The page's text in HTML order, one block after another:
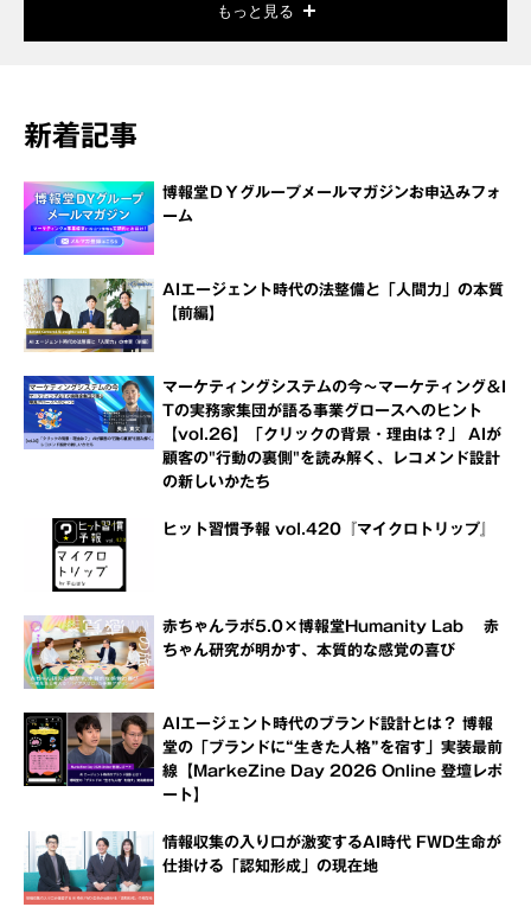
もっと見る
新着記事
博報堂ＤＹグループメールマガジンお申込みフォ
ーム
AIエージェント時代の法整備と「人間力」の本質
【前編】
マーケティングシステムの今～マーケティング＆I
Tの実務家集団が語る事業グロースへのヒント
【vol.26】「クリックの背景・理由は？」 AIが
顧客の"行動の裏側"を読み解く、レコメンド設計
の新しいかたち
ヒット習慣予報 vol.420『マイクロトリップ』
赤ちゃんラボ5.0×博報堂Humanity Lab 赤
ちゃん研究が明かす、本質的な感覚の喜び
AIエージェント時代のブランド設計とは？ 博報
堂の「ブランドに“生きた人格”を宿す」実装最前
線【MarkeZine Day 2026 Online 登壇レポ
ート】
情報収集の入り口が激変するAI時代 FWD生命が
仕掛ける「認知形成」の現在地